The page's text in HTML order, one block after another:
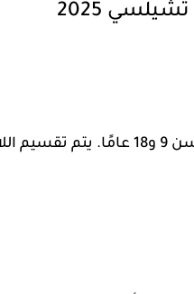
2025
تستقبل الأكاديمية اللاعبين